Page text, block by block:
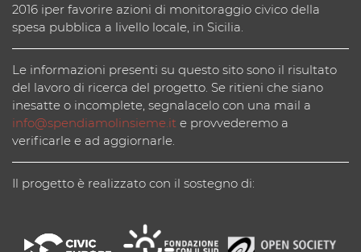
2016 iper favorire azioni di monitoraggio civico della
spesa pubblica a livello locale, in Sicilia.
Le informazioni presenti su questo sito sono il risultato
del lavoro di ricerca del progetto. Se ritieni che siano
inesatte o incomplete, segnalacelo con una mail a
info@spendiamolinsieme.it e provvederemo a
verificarle e ad aggiornarle.
Il progetto è realizzato con il sostegno di: